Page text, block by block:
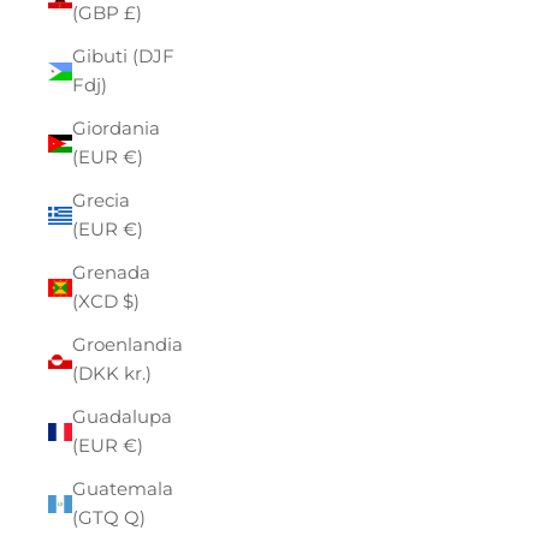
(GBP £)
Gibuti (DJF
Fdj)
Giordania
(EUR €)
Grecia
(EUR €)
Grenada
(XCD $)
Groenlandia
(DKK kr.)
Guadalupa
(EUR €)
Guatemala
(GTQ Q)